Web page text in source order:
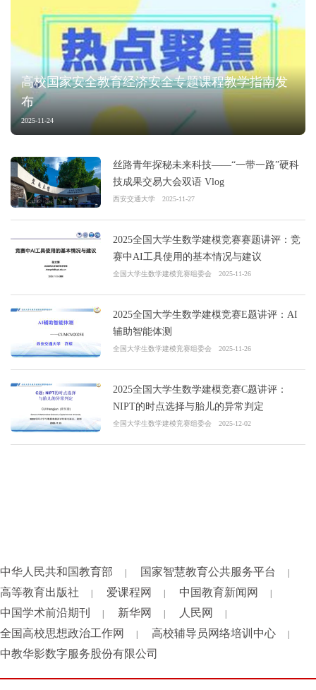
高校国家安全教育经济安全专题课程教学指南发
布
2025-11-24
丝路青年探秘未来科技——“一带一路”硬科
技成果交易大会双语 Vlog
西安交通大学 2025-11-27
2025全国大学生数学建模竞赛赛题讲评：竞
赛中AI工具使用的基本情况与建议
全国大学生数学建模竞赛组委会 2025-11-26
2025全国大学生数学建模竞赛E题讲评：AI
辅助智能体测
全国大学生数学建模竞赛组委会 2025-11-26
2025全国大学生数学建模竞赛C题讲评：
NIPT的时点选择与胎儿的异常判定
全国大学生数学建模竞赛组委会 2025-12-02
中华人民共和国教育部 国家智慧教育公共服务平台
高等教育出版社 爱课程网 中国教育新闻网
中国学术前沿期刊 新华网 人民网
全国高校思想政治工作网 高校辅导员网络培训中心
中教华影数字服务股份有限公司